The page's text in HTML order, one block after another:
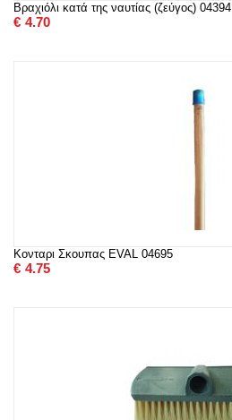
Βραχιόλι κατά της ναυτίας (ζεύγος) 04394
€ 4.70
Κονταρι Σκουπας EVAL 04695
€ 4.75